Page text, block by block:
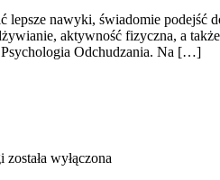
lepsze nawyki, świadomie
aktywność fizyczna, a
Psychologia Odchudzania. Na […]
została wyłączona